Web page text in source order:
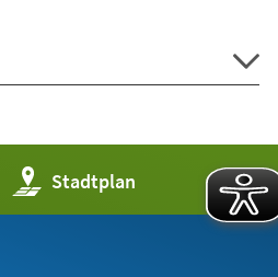
Stadtplan
(Öffnet
in
einem